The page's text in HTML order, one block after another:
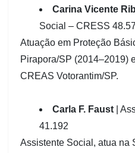
Carina Vicente
Social – CRESS
Atuação em Proteção
Pirapora/SP (2014–2019)
CREAS Votorantim/SP.
Carla F. Faust
|
41.192
Assistente Social, atua na